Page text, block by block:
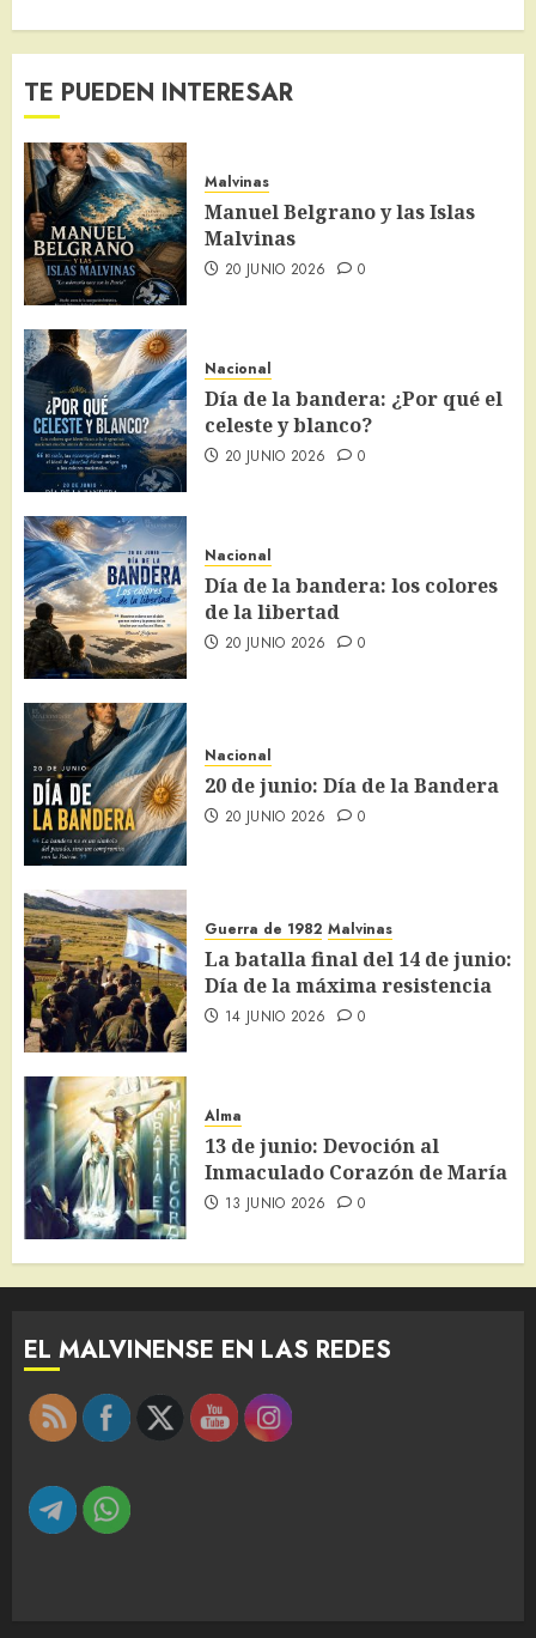
TE PUEDEN INTERESAR
Malvinas
Manuel Belgrano y las Islas
Malvinas
20 JUNIO 2026 0
Nacional
Día de la bandera: ¿Por qué el
celeste y blanco?
20 JUNIO 2026 0
Nacional
Día de la bandera: los colores
de la libertad
20 JUNIO 2026 0
Nacional
20 de junio: Día de la Bandera
20 JUNIO 2026 0
Guerra de 1982 Malvinas
La batalla final del 14 de junio:
Día de la máxima resistencia
14 JUNIO 2026 0
Alma
13 de junio: Devoción al
Inmaculado Corazón de María
13 JUNIO 2026 0
EL MALVINENSE EN LAS REDES